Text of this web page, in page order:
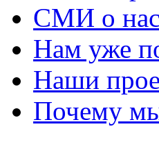
СМИ о нас
Нам уже
Наши
Почему